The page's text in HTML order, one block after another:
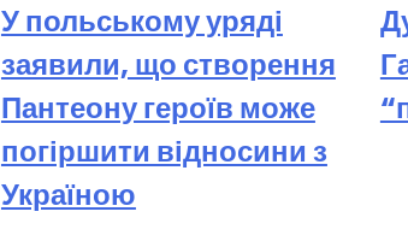
У польському уряді
заявили, що створення
Пантеону героїв може
погіршити відносини з
Україною